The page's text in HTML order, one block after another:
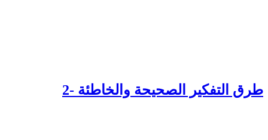
التفكير الصحيحة والخاطئة -2